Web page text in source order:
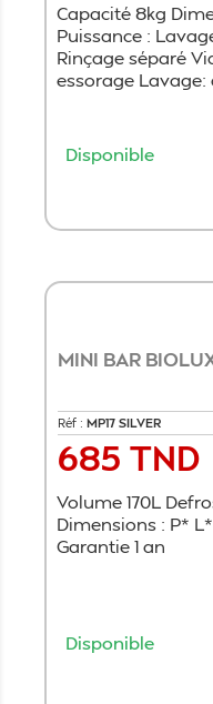
Capacité 8kg
Puissance :
Rinçage séparé
essorage Lavage:
Disponible
MINI BAR
Réf : MP17 SILVER
Prix
685 TND
Volume 170L
Dimensions : P*
Garantie 1 an
Disponible